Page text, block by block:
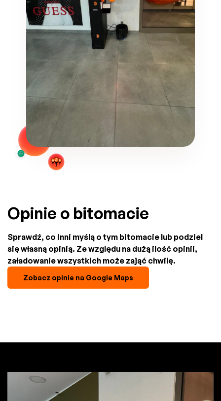
Opinie o bitomacie
Sprawdź, co inni myślą o tym bitomacie lub podziel
się własną opinią. Ze względu na dużą ilość opinii,
załadowanie wszystkich może zająć chwilę.
Zobacz opinie na Google Maps